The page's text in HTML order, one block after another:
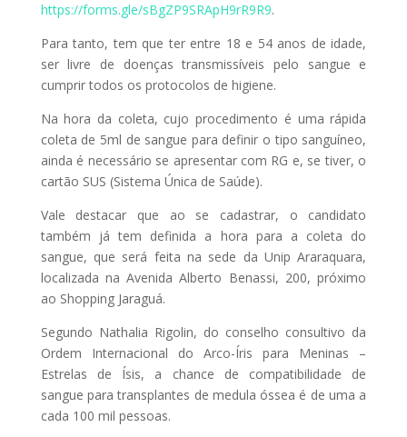
https://forms.gle/sBgZP9SRApH9rR9R9.
Para tanto, tem que ter entre 18 e 54 anos de idade,
ser livre de doenças transmissíveis pelo sangue e
cumprir todos os protocolos de higiene.
Na hora da coleta, cujo procedimento é uma rápida
coleta de 5ml de sangue para definir o tipo sanguíneo,
ainda é necessário se apresentar com RG e, se tiver, o
cartão SUS (Sistema Única de Saúde).
Vale destacar que ao se cadastrar, o candidato
também já tem definida a hora para a coleta do
sangue, que será feita na sede da Unip Araraquara,
localizada na Avenida Alberto Benassi, 200, próximo
ao Shopping Jaraguá.
Segundo Nathalia Rigolin, do conselho consultivo da
Ordem Internacional do Arco-Íris para Meninas –
Estrelas de Ísis, a chance de compatibilidade de
sangue para transplantes de medula óssea é de uma a
cada 100 mil pessoas.